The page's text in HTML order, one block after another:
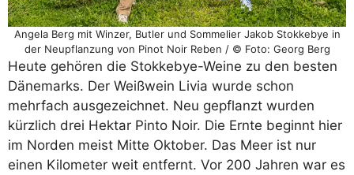
Angela Berg mit Winzer, Butler und Sommelier Jakob Stokkebye in
der Neupflanzung von Pinot Noir Reben / © Foto: Georg Berg
Heute gehören die Stokkebye-Weine zu den besten
Dänemarks. Der Weißwein Livia wurde schon
mehrfach ausgezeichnet. Neu gepflanzt wurden
kürzlich drei Hektar Pinto Noir. Die Ernte beginnt hier
im Norden meist Mitte Oktober. Das Meer ist nur
einen Kilometer weit entfernt. Vor 200 Jahren war es